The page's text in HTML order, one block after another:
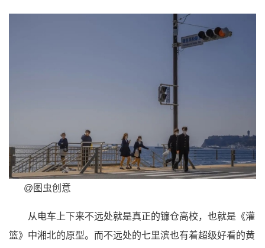
@图虫创意
从电车上下来不远处就是真正的镰仓高校，也就是《灌
篮》中湘北的原型。而不远处的七里滨也有着超级好看的黄